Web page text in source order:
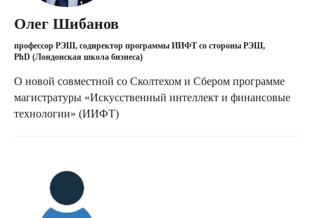
Олег Шибанов
профессор РЭШ, содиректор программы ИИФТ со стороны РЭШ,
PhD (Лондонская школа бизнеса)
О новой совместной со Сколтехом и Сбером программе
магистратуры «Искусственный интеллект и финансовые
технологии» (ИИФТ)